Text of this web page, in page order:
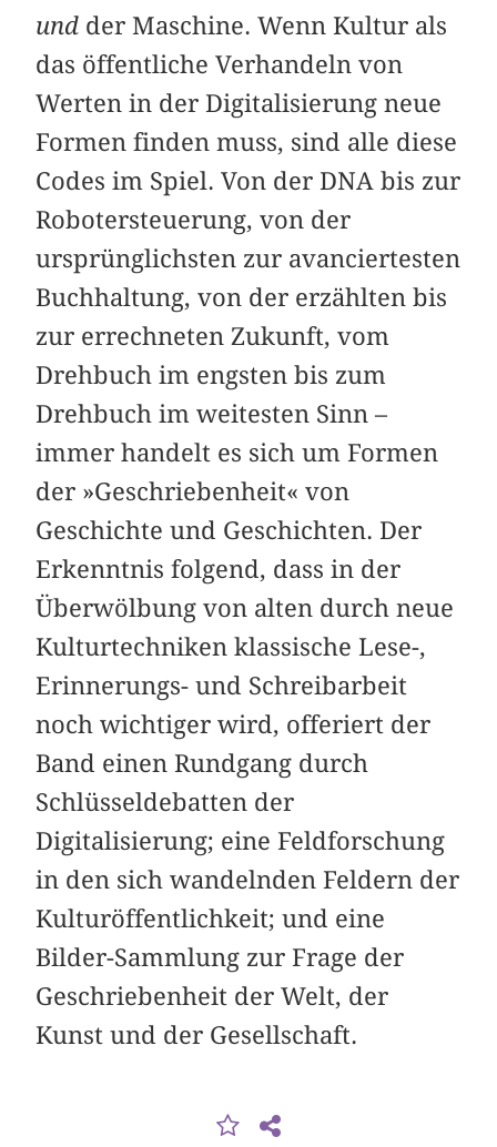
und der Maschine. Wenn Kultur als
das öffentliche Verhandeln von
Werten in der Digitalisierung neue
Formen finden muss, sind alle diese
Codes im Spiel. Von der DNA bis zur
Robotersteuerung, von der
ursprünglichsten zur avanciertesten
Buchhaltung, von der erzählten bis
zur errechneten Zukunft, vom
Drehbuch im engsten bis zum
Drehbuch im weitesten Sinn –
immer handelt es sich um Formen
der »Geschriebenheit« von
Geschichte und Geschichten. Der
Erkenntnis folgend, dass in der
Überwölbung von alten durch neue
Kulturtechniken klassische Lese-,
Erinnerungs- und Schreibarbeit
noch wichtiger wird, offeriert der
Band einen Rundgang durch
Schlüssel­debatten der
Digitalisierung; eine Feldforschung
in den sich wandelnden Feldern der
Kulturöffentlichkeit; und eine
Bilder-Sammlung zur Frage der
Geschriebenheit der Welt, der
Kunst und der Gesellschaft.